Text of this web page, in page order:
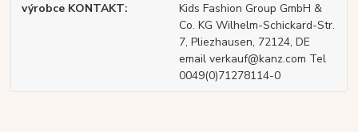
výrobce KONTAKT
Kids Fashion Group GmbH &
Co. KG Wilhelm-Schickard-Str.
7, Pliezhausen, 72124, DE
email verkauf@kanz.com Tel
0049(0)71278114-0